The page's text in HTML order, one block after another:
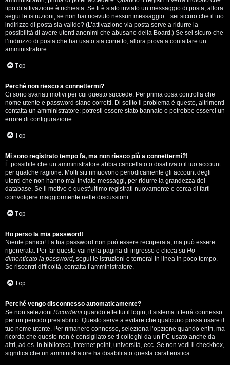
r
i
s
p
o
s
t
a
A
r
g
o
m
e
n
t
i
a
t
tipo di attivazione è richiesta. Se ti è stato inviato un messaggio di posta, allora
segui le istruzioni; se non hai ricevuto nessun messaggio... sei sicuro che il tuo
indirizzo di posta sia valido? (L’attivazione via posta serve a ridurre la
possibilità di avere utenti anonimi che abusano della Board.) Se sei sicuro che
l’indirizzo di posta che hai usato sia corretto, allora prova a contattare un
amministratore.
Top
Perché non riesco a connettermi?
Ci sono svariati motivi per cui questo succede. Per prima cosa controlla che
nome utente e password siano corretti. Di solito il problema è questo, altrimenti
contatta un amministratore: potresti essere stato bannato o potrebbe esserci un
errore di configurazione.
Top
Mi sono registrato tempo fa, ma non riesco più a connettermi?!
È possibile che un amministratore abbia cancellato o disattivato il tuo account
per qualche ragione. Molti siti rimuovono periodicamente gli account degli
utenti che non hanno mai inviato messaggi, per ridurre la grandezza del
database. Se il motivo è quest’ultimo registrati nuovamente e cerca di farti
coinvolgere maggiormente nelle discussioni.
Top
Ho perso la mia password!
Niente panico! La tua password non può essere recuperata, ma può essere
rigenerata. Per far questo vai nella pagina di ingresso e clicca su Ho
dimenticato la password, segui le istruzioni e tornerai in linea in poco tempo.
Se riscontri difficoltà, contatta l’amministratore.
Top
Perché vengo disconnesso automaticamente?
Se non selezioni Ricordami quando effettui il login, il sistema ti terrà connesso
per un periodo prestabilito. Questo serve a evitare che qualcuno possa usare il
tuo nome utente. Per rimanere connesso, seleziona l’opzione quando entri, ma
ricorda che questo non è consigliato se ti colleghi da un PC usato anche da
altri, ad es. in biblioteca, Internet point, università, ecc. Se non vedi il checkbox,
significa che un amministratore ha disabilitato questa caratteristica.
D
'
A
g
o
s
t
i
n
o
i
n
T
o
u
r
M
u
s
i